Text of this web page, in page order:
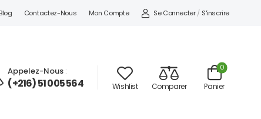
Blog Contactez-Nous Mon Compte Se Connecter / S'inscrire
Appelez-Nous :
(+216) 51 005 564 Wishlist Comparer Panier
0